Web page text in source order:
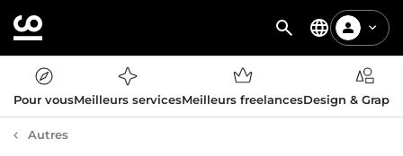
Pour vousMeilleurs servicesMeilleurs freelancesDesign &
Autres